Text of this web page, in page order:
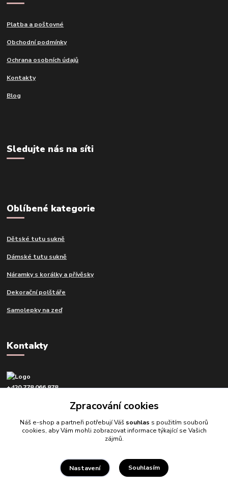
Platba a poštovné
Obchodní podmínky
Ochrana osobních údajů
Kontakty
Blog
Sledujte nás na síti
Oblíbené kategorie
Dětské tutu sukně
Dámské tutu sukně
Náramky s korálky a přívěsky
Dekorační polštáře
Samolepky na zeď
Kontakty
+420 778 066 878
Zpracování cookies
Náš e-shop a partneři potřebují Váš souhlas s použitím souborů
cookies, aby Vám mohli zobrazovat informace týkající se Vašich
zájmů.
Nastavení Souhlasím